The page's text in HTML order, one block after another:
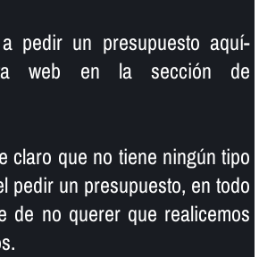
pedir un presupuesto aquí­
web en la sección de
claro que no tiene ningún tipo
pedir un presupuesto, en todo
de no querer que realicemos